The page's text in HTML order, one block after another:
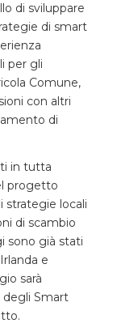
di sviluppare
di smart
per gli
Comune,
con altri
di
in tutta
progetto
strategie locali
di scambio
sono già stati
e
sarà
degli Smart